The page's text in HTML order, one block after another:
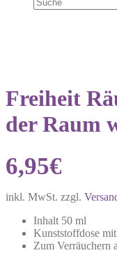
Freiheit
der Raum
6,95€
inkl. MwSt. zzgl.
Inhalt 50 ml
Kunststoffdose
Zum Verräuchern